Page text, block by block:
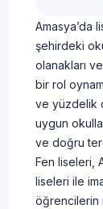
Amasya’da
şehirdeki
olanakları
bir rol
ve yüzdelik
uygun
ve doğru
Fen liseleri,
liseleri ile
öğrencilerin